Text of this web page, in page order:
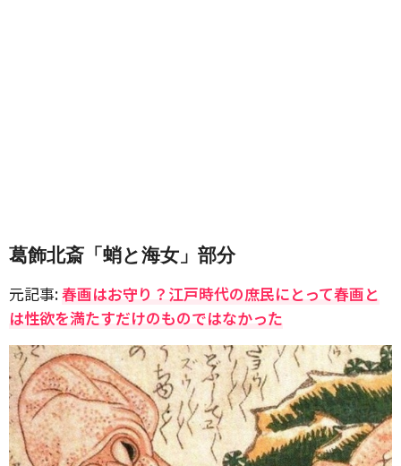
葛飾北斎「蛸と海女」部分
元記事:春画はお守り？江戸時代の庶民にとって春画と
は性欲を満たすだけのものではなかった